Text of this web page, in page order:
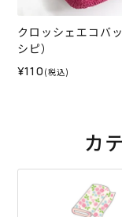
クロッシェエコバ
シピ）
¥110 (税込)
カ